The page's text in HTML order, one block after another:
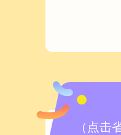
（点击